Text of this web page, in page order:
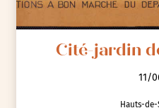
Cité-jardin
11/
Hauts-